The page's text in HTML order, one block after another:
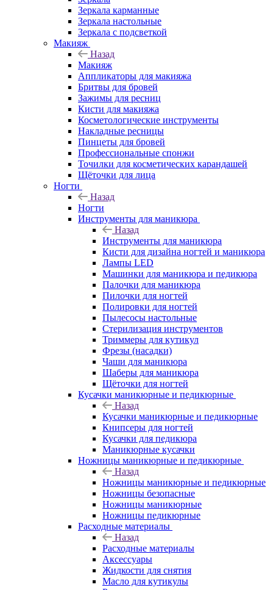
Зеркала карманные
Зеркала настольные
Зеркала с подсветкой
Макияж
Назад
Макияж
Аппликаторы для макияжа
Бритвы для бровей
Зажимы для ресниц
Кисти для макияжа
Косметологические инструменты
Накладные ресницы
Пинцеты для бровей
Профессиональные спонжи
Точилки для косметических карандашей
Щёточки для лица
Ногти
Назад
Ногти
Инструменты для маникюра
Назад
Инструменты для маникюра
Кисти для дизайна ногтей и маникюра
Лампы LED
Машинки для маникюра и педикюра
Палочки для маникюра
Пилочки для ногтей
Полировки для ногтей
Пылесосы настольные
Стерилизация инструментов
Триммеры для кутикул
Фрезы (насадки)
Чаши для маникюра
Шаберы для маникюра
Щёточки для ногтей
Кусачки маникюрные и педикюрные
Назад
Кусачки маникюрные и педикюрные
Книпсеры для ногтей
Кусачки для педикюра
Маникюрные кусачки
Ножницы маникюрные и педикюрные
Назад
Ножницы маникюрные и педикюрные
Ножницы безопасные
Ножницы маникюрные
Ножницы педикюрные
Расходные материалы
Назад
Расходные материалы
Аксессуары
Жидкости для снятия
Масло для кутикулы